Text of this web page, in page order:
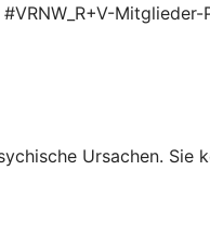
Ursachen. Sie